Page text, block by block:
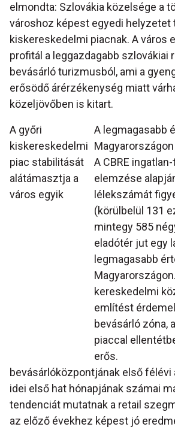
elmondta: Szlovákia közelsége a
városhoz képest egyedi helyzetet
kiskereskedelmi piacnak. A város
profitál a leggazdagabb szlovákiai
bevásárló turizmusból, ami a
erősödő árérzékenység miatt
közeljövőben is kitart.
A legmagasabb
Magyarországon
A CBRE
elemzése
lélekszámát
(körülbelül 131
mintegy 585
eladótér jut egy
legmagasabb
kereskedelmi
említést
bevásárló zóna,
piaccal
erős.
A győri
kiskereskedelmi
piac stabilitását
alátámasztja a
város egyik
bevásárlóközpontjának első félévi
idei első hat hónapjának számai
tendenciát mutatnak a retail
az előző évekhez képest jó